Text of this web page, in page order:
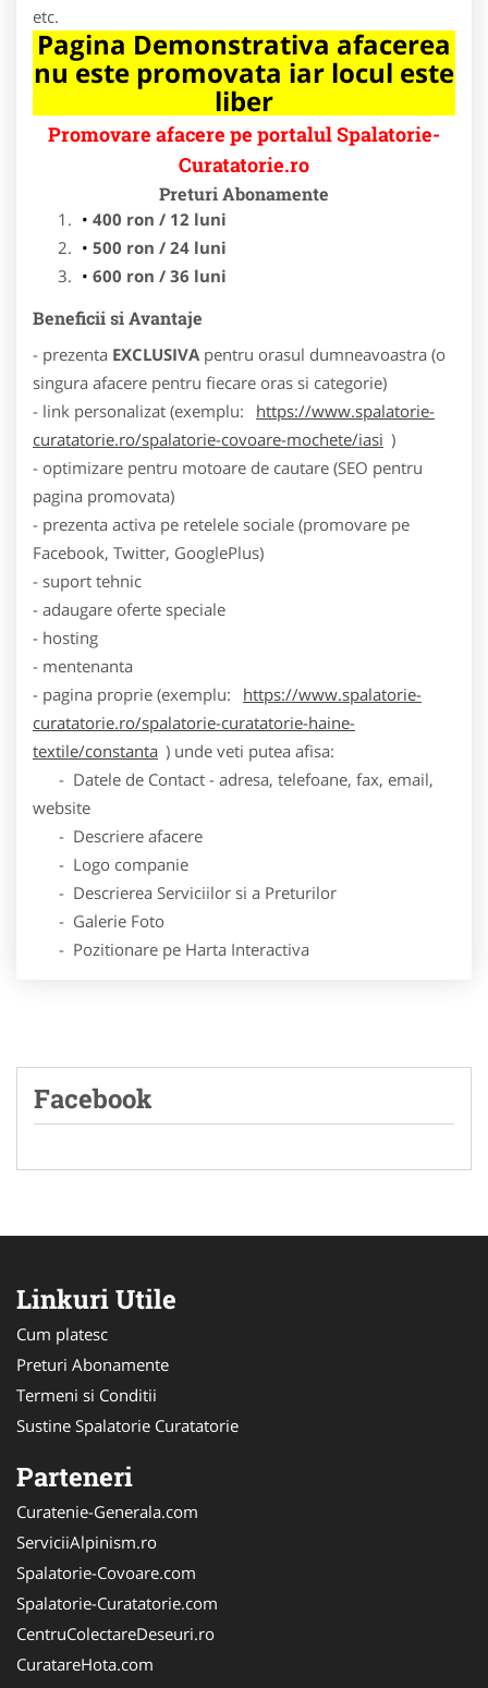
etc.
Pagina Demonstrativa afacerea
nu este promovata iar locul este
liber
Promovare afacere pe portalul Spalatorie-
Curatatorie.ro
Preturi Abonamente
400 ron / 12 luni
500 ron / 24 luni
600 ron / 36 luni
Beneficii si Avantaje
- prezenta EXCLUSIVA pentru orasul dumneavoastra (o
singura afacere pentru fiecare oras si categorie)
- link personalizat (exemplu:
https://www.spalatorie-
curatatorie.ro/spalatorie-covoare-mochete/iasi )
- optimizare pentru motoare de cautare (SEO pentru
pagina promovata)
- prezenta activa pe retelele sociale (promovare pe
Facebook, Twitter, GooglePlus)
- suport tehnic
- adaugare oferte speciale
- hosting
- mentenanta
- pagina proprie (exemplu:
https://www.spalatorie-
curatatorie.ro/spalatorie-curatatorie-haine-
textile/constanta ) unde veti putea afisa:
- Datele de Contact - adresa, telefoane, fax, email,
website
- Descriere afacere
- Logo companie
- Descrierea Serviciilor si a Preturilor
- Galerie Foto
- Pozitionare pe Harta Interactiva
Facebook
Linkuri Utile
Cum platesc
Preturi Abonamente
Termeni si Conditii
Sustine Spalatorie Curatatorie
Parteneri
Curatenie-Generala.com
ServiciiAlpinism.ro
Spalatorie-Covoare.com
Spalatorie-Curatatorie.com
CentruColectareDeseuri.ro
CuratareHota.com